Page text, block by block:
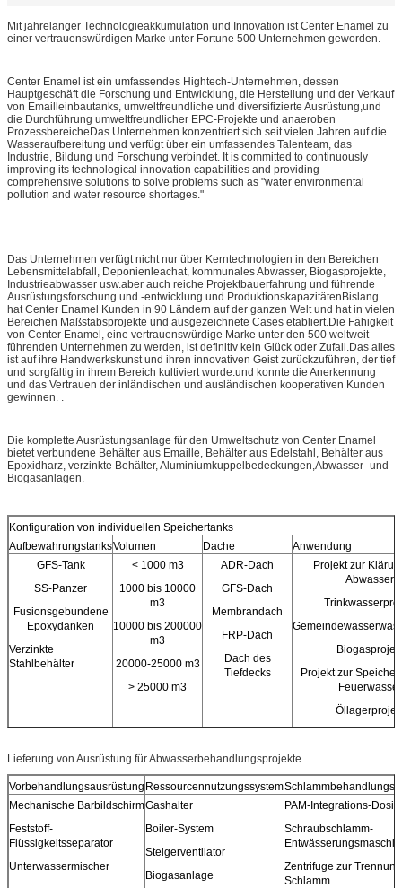
Mit jahrelanger Technologieakkumulation und Innovation ist Center Enamel zu
einer vertrauenswürdigen Marke unter Fortune 500 Unternehmen geworden.
Center Enamel ist ein umfassendes Hightech-Unternehmen, dessen
Hauptgeschäft die Forschung und Entwicklung, die Herstellung und der Verkauf
von Emailleinbautanks, umweltfreundliche und diversifizierte Ausrüstung,und
die Durchführung umweltfreundlicher EPC-Projekte und anaeroben
ProzessbereicheDas Unternehmen konzentriert sich seit vielen Jahren auf die
Wasseraufbereitung und verfügt über ein umfassendes Talenteam, das
Industrie, Bildung und Forschung verbindet. It is committed to continuously
improving its technological innovation capabilities and providing
comprehensive solutions to solve problems such as "water environmental
pollution and water resource shortages."
Das Unternehmen verfügt nicht nur über Kerntechnologien in den Bereichen
Lebensmittelabfall, Deponienleachat, kommunales Abwasser, Biogasprojekte,
Industrieabwasser usw.aber auch reiche Projektbauerfahrung und führende
Ausrüstungsforschung und -entwicklung und ProduktionskapazitätenBislang
hat Center Enamel Kunden in 90 Ländern auf der ganzen Welt und hat in vielen
Bereichen Maßstabsprojekte und ausgezeichnete Cases etabliert.Die Fähigkeit
von Center Enamel, eine vertrauenswürdige Marke unter den 500 weltweit
führenden Unternehmen zu werden, ist definitiv kein Glück oder Zufall.Das alles
ist auf ihre Handwerkskunst und ihren innovativen Geist zurückzuführen, der tief
und sorgfältig in ihrem Bereich kultiviert wurde.und konnte die Anerkennung
und das Vertrauen der inländischen und ausländischen kooperativen Kunden
gewinnen. .
Die komplette Ausrüstungsanlage für den Umweltschutz von Center Enamel
bietet verbundene Behälter aus Emaille, Behälter aus Edelstahl, Behälter aus
Epoxidharz, verzinkte Behälter, Aluminiumkuppelbedeckungen,Abwasser- und
Biogasanlagen.
Konfiguration von individuellen Speichertanks
AufbewahrungstanksVolumen Dache
Anwendung
GFS-Tank
SS-Panzer
Fusionsgebundene
Epoxydanken
Verzinkte
Stahlbehälter
< 1000 m3
1000 bis 10000
m3
10000 bis 200000
m3
20000-25000 m3
> 25000 m3
ADR-Dach
GFS-Dach
Membrandach
FRP-Dach
Dach des
Tiefdecks
Projekt zur
Abwasser
Projekt zur
Feuerwasser
Lieferung von Ausrüstung für Abwasserbehandlungsprojekte
Vorbehandlungsausrüstung Ressourcennutzungssystem
Mechanische Barbildschirm
Feststoff-
Flüssigkeitsseparator
Unterwassermischer
Gashalter
Boiler-System
Steigerventilator
Biogasanlage
PAM-Integrations-
Schraubschlamm-
Zentrifuge zur
Schlamm